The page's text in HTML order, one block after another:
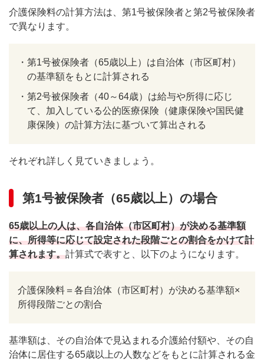
介護保険料の計算方法は、第1号被保険者と第2号被保険者
で異なります。
・ 第1号被保険者（65歳以上）は自治体（市区町村）
の基準額をもとに計算される
・ 第2号被保険者（40～64歳）は給与や所得に応じ
て、加入している公的医療保険（健康保険や国民健
康保険）の計算方法に基づいて算出される
それぞれ詳しく見ていきましょう。
第1号被保険者（65歳以上）の場合
65歳以上の人は、各自治体（市区町村）が決める基準額
に、所得等に応じて設定された段階ごとの割合をかけて計
算されます。計算式で表すと、以下のようになります。
介護保険料＝各自治体（市区町村）が決める基準額×
所得段階ごとの割合
基準額は、その自治体で見込まれる介護給付額や、その自
治体に居住する65歳以上の人数などをもとに計算される金